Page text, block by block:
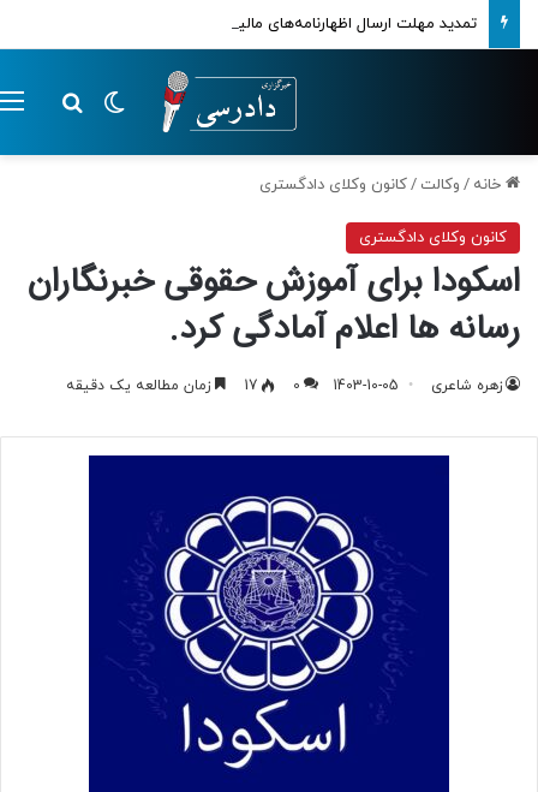
تمدید مهلت ارسال اظهارنامه‌های مالیاتی تا پایان تابستان 1405
تغییر پوسته
خانه / وکالت /کانون وکلای دادگستری
کانون وکلای دادگستری
اسکودا برای آموزش حقوقی خبرنگاران
رسانه ها اعلام آمادگی کرد.
زهره شاعری 1403-10-05
0
17 زمان مطالعه یک دقیقه